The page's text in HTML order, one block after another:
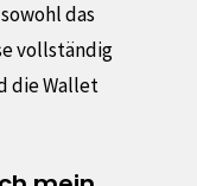
das
vollständig
die Wallet